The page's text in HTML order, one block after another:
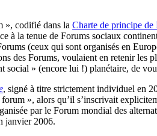
», codifié dans la Charte de principe de
à la tenue de Forums sociaux
(ceux qui sont organisés en
des Forums, voulaient en retenir les
social » (encore lui !) planétaire, de
, signé à titre strictement individuel en
», alors qu’il s’inscrivait
par le Forum mondial des
janvier 2006.